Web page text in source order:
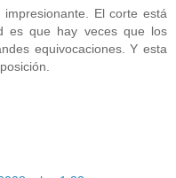
El corte está
es que hay veces que los
equivocaciones. Y esta